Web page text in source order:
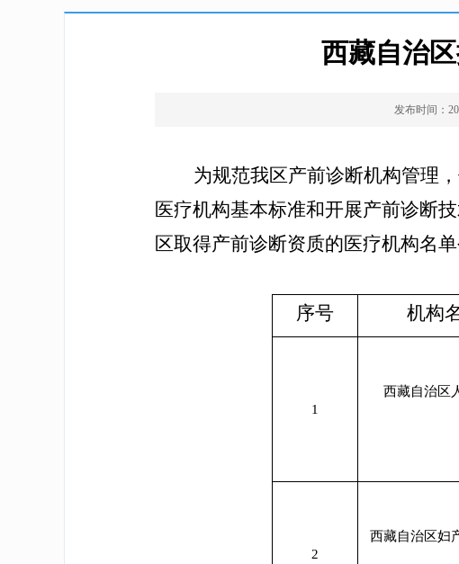
西藏自治
发布时间：
为规范我区产前诊断机构管理
医疗机构基本标准和开展产前诊断
区取得产前诊断资质的医疗机构名单
序号 机构
1
西藏自治区
2
西藏自治区妇